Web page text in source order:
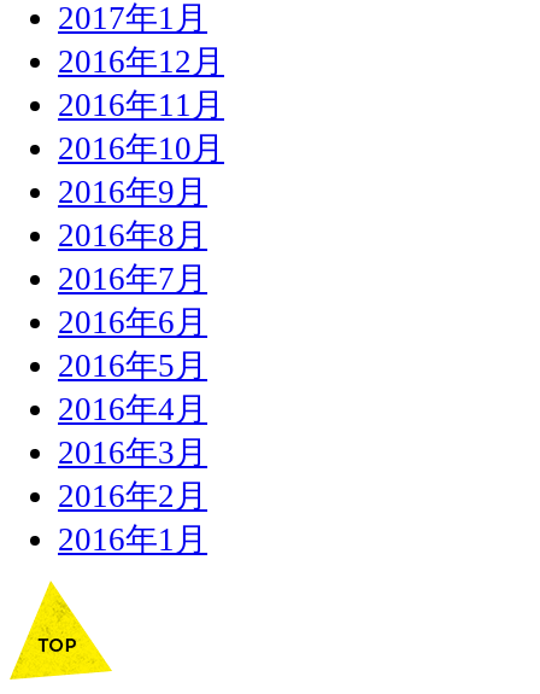
2017年1月
2016年12月
2016年11月
2016年10月
2016年9月
2016年8月
2016年7月
2016年6月
2016年5月
2016年4月
2016年3月
2016年2月
2016年1月